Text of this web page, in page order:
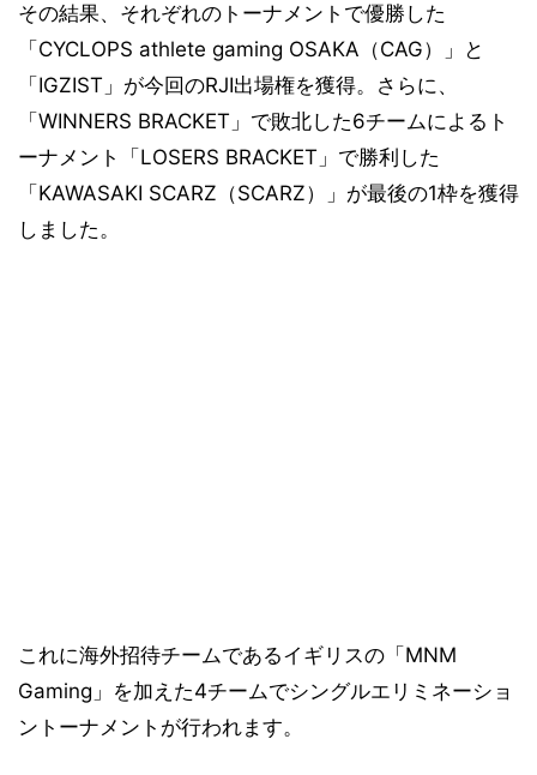
その結果、それぞれのトーナメントで優勝した
「CYCLOPS athlete gaming OSAKA（CAG）」と
「IGZIST」が今回のRJI出場権を獲得。さらに、
「WINNERS BRACKET」で敗北した6チームによるト
ーナメント「LOSERS BRACKET」で勝利した
「KAWASAKI SCARZ（SCARZ）」が最後の1枠を獲得
しました。
これに海外招待チームであるイギリスの「MNM
Gaming」を加えた4チームでシングルエリミネーショ
ントーナメントが行われます。